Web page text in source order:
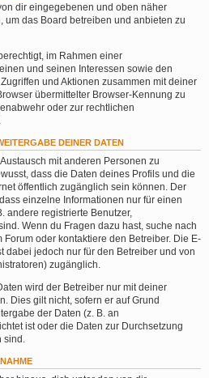
dir eingegebenen und oben näher
um das Board betreiben und anbieten zu
im Rahmen einer
und seinen Interessen sowie den
und Aktionen zusammen mit deiner
übermittelter Browser-Kennung zu
oder zur rechtlichen
DEINER DATEN
mit anderen Personen zu
dass die Daten deines Profils und die
öffentlich zugänglich sein können. Der
einzelne Informationen nur für einen
andere registrierte Benutzer,
Wenn du Fragen dazu hast, suche nach
oder kontaktiere den Betreiber. Die E-
dabei jedoch nur für den Betreiber und von
zugänglich.
wird der Betreiber nur mit deiner
Dies gilt nicht, sofern er auf Grund
der Daten (z. B. an
ist oder die Daten zur Durchsetzung